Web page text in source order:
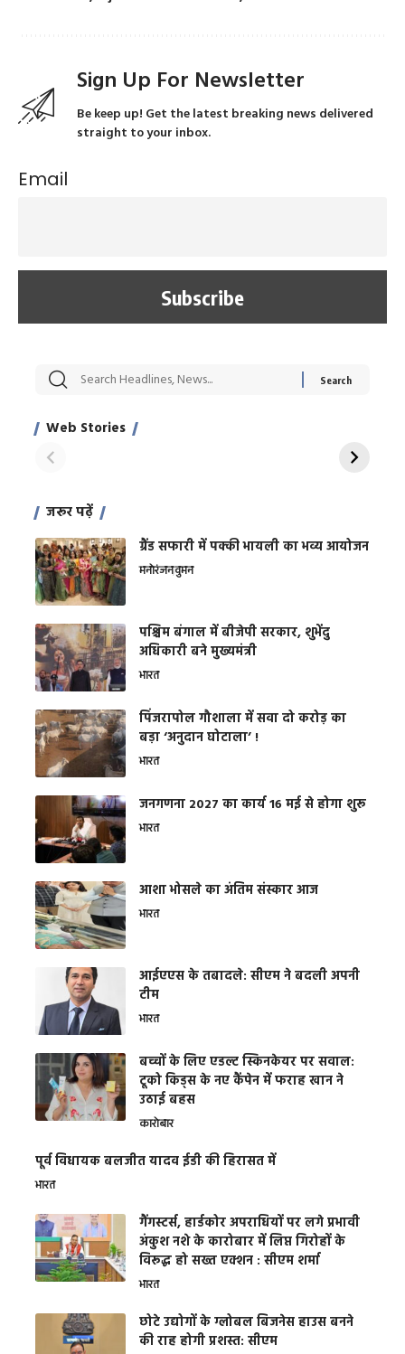
Sign Up For Newsletter
Be keep up! Get the latest breaking news delivered
straight to your inbox.
Email
Web Stories
सट्टेबाजी में अरेस्ट हुए
साहिल खान
रोज एक कच्चे लहसुन
जरूर पढ़ें
ग्रैंड सफारी में पक्की भायली का भव्य आयोजन
मनोरंजनवुमन
पश्चिम बंगाल में बीजेपी सरकार, शुभेंदु
अधिकारी बने मुख्यमंत्री
भारत
​पिंजरापोल गौशाला में सवा दो करोड़ का
बड़ा ‘अनुदान घोटाला’ !
भारत
जनगणना 2027 का कार्य 16 मई से होगा शुरू
भारत
आशा भोसले का अंतिम संस्कार आज
भारत
आईएएस के तबादले: सीएम ने बदली अपनी
टीम
भारत
बच्चों के लिए एडल्ट स्किनकेयर पर सवाल:
टूको किड्स के नए कैंपेन में फराह खान ने
उठाई बहस
कारोबार
पूर्व विधायक बलजीत यादव ईडी की हिरासत में
भारत
गैंगस्टर्स, हार्डकोर अपराधियों पर लगे प्रभावी
अंकुश नशे के कारोबार में लिप्त गिरोहों के
विरूद्ध हो सख्त एक्शन : सीएम शर्मा
भारत
छोटे उद्योगों के ग्लोबल बिजनेस हाउस बनने
की राह होगी प्रशस्त: सीएम